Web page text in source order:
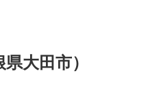
大田市）